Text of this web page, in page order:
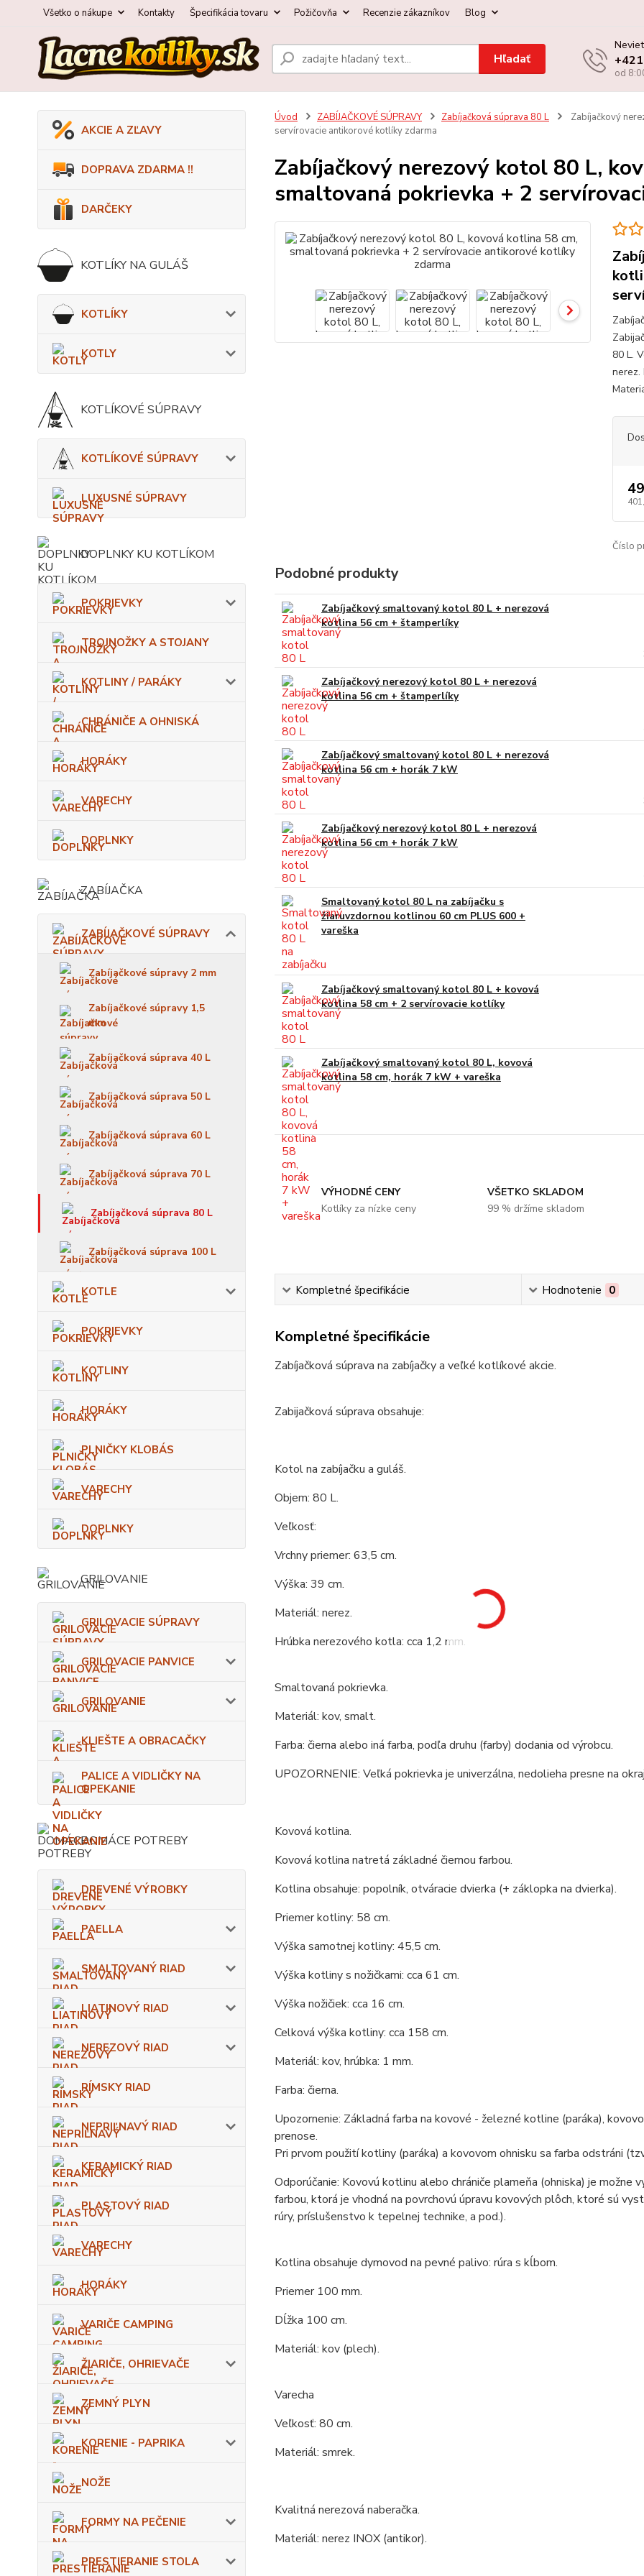
Všetko o nákupe Kontakty Špecifikácia tovaru Požičovňa Recenzie zákazníkov Blog
Hľadať
od
AKCIE A ZĽAVY
DOPRAVA ZDARMA !!
DARČEKY
KOTLÍKY NA GULÁŠ
KOTLÍKY
KOTLY
KOTLÍKOVÉ SÚPRAVY
KOTLÍKOVÉ SÚPRAVY
LUXUSNÉ SÚPRAVY
DOPLNKY KU KOTLÍKOM
POKRIEVKY
TROJNOŽKY A STOJANY
KOTLINY / PARÁKY
CHRÁNIČE A OHNISKÁ
HORÁKY
VARECHY
DOPLNKY
ZABÍJAČKA
ZABÍJAČKOVÉ SÚPRAVY
Zabíjačkové súpravy 2 mm
Zabíjačkové súpravy 1,5
mm
Zabíjačková súprava 40 L
Zabíjačková súprava 50 L
Zabíjačková súprava 60 L
Zabíjačková súprava 70 L
Zabíjačková súprava 80 L
Zabíjačková súprava 100 L
KOTLE
POKRIEVKY
KOTLINY
HORÁKY
PLNIČKY KLOBÁS
VARECHY
DOPLNKY
GRILOVANIE
GRILOVACIE SÚPRAVY
GRILOVACIE PANVICE
GRILOVANIE
KLIEŠTE A OBRACAČKY
PALICE A VIDLIČKY NA
OPEKANIE
DOMÁCE POTREBY
DREVENÉ VÝROBKY
PAELLA
SMALTOVANÝ RIAD
LIATINOVÝ RIAD
NEREZOVÝ RIAD
RÍMSKY RIAD
NEPRIĽNAVÝ RIAD
KERAMICKÝ RIAD
PLASTOVÝ RIAD
VARECHY
HORÁKY
VARIČE CAMPING
ŽIARIČE, OHRIEVAČE
ZEMNÝ PLYN
KORENIE - PAPRIKA
NOŽE
FORMY NA PEČENIE
PRESTIERANIE STOLA
Úvod ZABÍJAČKOVÉ SÚPRAVY Zabíjačková súprava 80 L
Zabíjačkový
servírovacie antikorové kotlíky zdarma
Zabíjačkový nerezový kotol 80 L,
smaltovaná pokrievka + 2
80 L.
nerez.
Číslo
Podobné produkty
Zabíjačkový smaltovaný kotol 80 L + nerezová
kotlina 56 cm + štamperlíky
Zabíjačkový nerezový kotol 80 L + nerezová
kotlina 56 cm + štamperlíky
Zabíjačkový smaltovaný kotol 80 L + nerezová
kotlina 56 cm + horák 7 kW
Zabíjačkový nerezový kotol 80 L + nerezová
kotlina 56 cm + horák 7 kW
Smaltovaný kotol 80 L na zabíjačku s
žiaruvzdornou kotlinou 60 cm PLUS 600 +
vareška
Zabíjačkový smaltovaný kotol 80 L + kovová
kotlina 58 cm + 2 servírovacie kotlíky
Zabíjačkový smaltovaný kotol 80 L, kovová
kotlina 58 cm, horák 7 kW + vareška
VÝHODNÉ CENY
Kotlíky za nízke ceny
VŠETKO SKLADOM
99 % držíme skladom
Kompletné špecifikácie Hodnotenie 0
Kompletné špecifikácie
Zabíjačková súprava na zabíjačky a veľké kotlíkové akcie.
Zabijačková súprava obsahuje:
Kotol na zabíjačku a guláš.
Objem: 80 L.
Veľkosť:
Vrchny priemer: 63,5 cm.
Výška: 39 cm.
Materiál: nerez.
Hrúbka nerezového kotla: cca 1,2 mm.
Smaltovaná pokrievka.
Materiál: kov, smalt.
Farba: čierna alebo iná farba, podľa druhu (farby) dodania od výrobcu.
UPOZORNENIE: Veľká pokrievka je univerzálna, nedolieha presne na
Kovová kotlina.
Kovová kotlina natretá základné čiernou farbou.
Kotlina obsahuje: popolník, otváracie dvierka (+ záklopka na dvierka).
Priemer kotliny: 58 cm.
Výška samotnej kotliny: 45,5 cm.
Výška kotliny s nožičkami: cca 61 cm.
Výška nožičiek: cca 16 cm.
Celková výška kotliny: cca 158 cm.
Materiál: kov, hrúbka: 1 mm.
Farba: čierna.
Upozornenie: Základná farba na kovové - železné kotline (paráka),
prenose.
Pri prvom použití kotliny (paráka) a kovovom ohnisku sa farba odstráni
Odporúčanie: Kovovú kotlinu alebo chrániče plameňa (ohniska) je
farbou, ktorá je vhodná na povrchovú úpravu kovových plôch, ktoré sú
rúry, príslušenstvo k tepelnej technike, a pod.).
Kotlina obsahuje dymovod na pevné palivo: rúra s kĺbom.
Priemer 100 mm.
Dĺžka 100 cm.
Materiál: kov (plech).
Varecha
Veľkosť: 80 cm.
Materiál: smrek.
Kvalitná nerezová naberačka.
Materiál: nerez INOX (antikor).